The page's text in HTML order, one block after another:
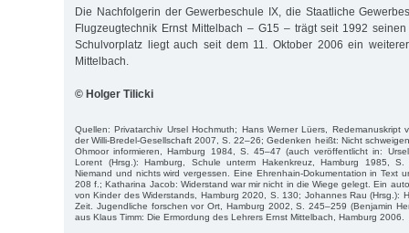
Die Nachfolgerin der Gewerbeschule IX, die Staatliche
Flugzeugtechnik Ernst Mittelbach – G15 – trägt seit 1992
Schulvorplatz liegt auch seit dem 11. Oktober 2006 ein
Mittelbach.
© Holger Tilicki
Quellen: Privatarchiv Ursel Hochmuth; Hans Werner Lüers, Redemanuskript
der Willi-Bredel-Gesellschaft 2007, S. 22–26; Gedenken heißt: Nicht
Ohmoor informieren, Hamburg 1984, S. 45–47 (auch veröffentlicht in:
Lorent (Hrsg.): Hamburg, Schule unterm Hakenkreuz, Hamburg 1985,
Niemand und nichts wird vergessen. Eine Ehrenhain-Dokumentation in Text
208 f.; Katharina Jacob: Widerstand war mir nicht in die Wiege gelegt. Ein
von Kinder des Widerstands, Hamburg 2020, S. 130; Johannes Rau (Hrsg.):
Zeit. Jugendliche forschen vor Ort, Hamburg 2002, S. 245–259 (Benjamin
aus Klaus Timm: Die Ermordung des Lehrers Ernst Mittelbach, Hamburg 2006.